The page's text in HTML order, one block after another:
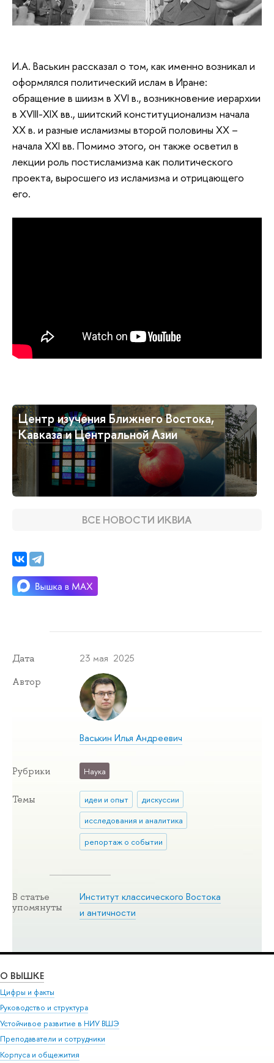
И.А. Васькин рассказал о том, как именно возникал и
оформлялся политический ислам в Иране:
обращение в шиизм в XVI в., возникновение иерархии
в XVIII-XIX вв., шиитский конституционализм начала
XX в. и разные исламизмы второй половины XX –
начала XXI вв. Помимо этого, он также осветил в
лекции роль постисламизма как политического
проекта, выросшего из исламизма и отрицающего
его.
Центр изучения Ближнего Востока,
Кавказа и Центральной Азии
ВСЕ НОВОСТИ ИКВИА
Дата 23 мая 2025
Автор
Васькин Илья Андреевич
Рубрики Наука
Темы идеи и опыт
дискуссии
исследования и аналитика
репортаж о событии
В статье
упомянуты
Институт классического Востока
и античности
О ВЫШКЕ
Цифры и факты
Руководство и структура
Устойчивое развитие в НИУ ВШЭ
Преподаватели и сотрудники
Корпуса и общежития